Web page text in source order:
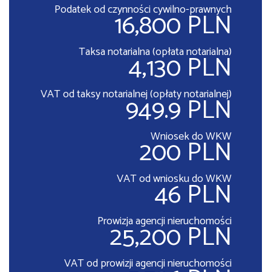
Podatek od czynności cywilno-prawnych
16,800 PLN
Taksa notarialna (opłata notarialna)
4,130 PLN
VAT od taksy notarialnej (opłaty notarialnej)
949.9 PLN
Wniosek do WKW
200 PLN
VAT od wniosku do WKW
46 PLN
Prowizja agencji nieruchomości
25,200 PLN
VAT od prowizji agencji nieruchomości